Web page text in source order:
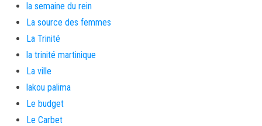
la semaine du rein
La source des femmes
La Trinité
la trinité martinique
La ville
lakou palima
Le budget
Le Carbet